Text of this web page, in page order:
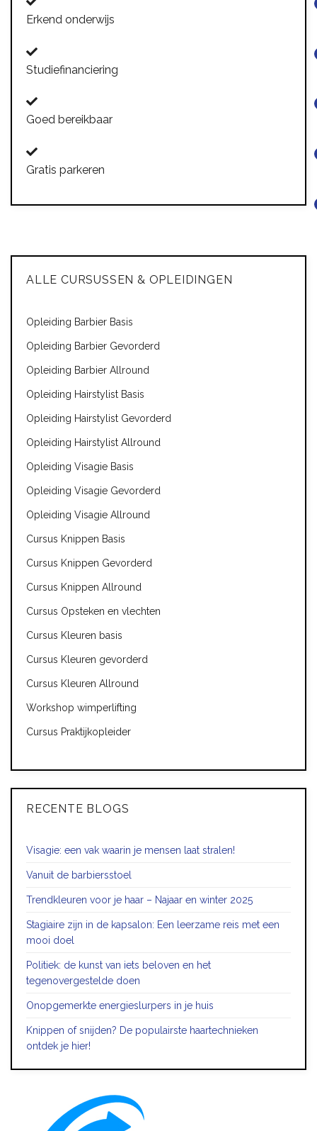
Erkend onderwijs
Studiefinanciering
Goed bereikbaar
Gratis parkeren
ALLE CURSUSSEN & OPLEIDINGEN
Opleiding Barbier Basis
Opleiding Barbier Gevorderd
Opleiding Barbier Allround
Opleiding Hairstylist Basis
Opleiding Hairstylist Gevorderd
Opleiding Hairstylist Allround
Opleiding Visagie Basis
Opleiding Visagie Gevorderd
Opleiding Visagie Allround
Cursus Knippen Basis
Cursus Knippen Gevorderd
Cursus Knippen Allround
Cursus Opsteken en vlechten
Cursus Kleuren basis
Cursus Kleuren gevorderd
Cursus Kleuren Allround
Workshop wimperlifting
Cursus Praktijkopleider
RECENTE BLOGS
Visagie: een vak waarin je mensen laat stralen!
Vanuit de barbiersstoel
Trendkleuren voor je haar – Najaar en winter 2025
Stagiaire zijn in de kapsalon: Een leerzame reis met een
mooi doel
Politiek: de kunst van iets beloven en het
tegenovergestelde doen
Onopgemerkte energieslurpers in je huis
Knippen of snijden? De populairste haartechnieken
ontdek je hier!